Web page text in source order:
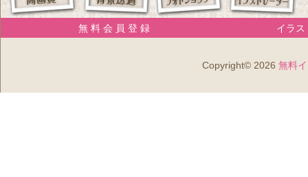
無 料 会 員 登 録 イラス
Copyright© 2026 無料